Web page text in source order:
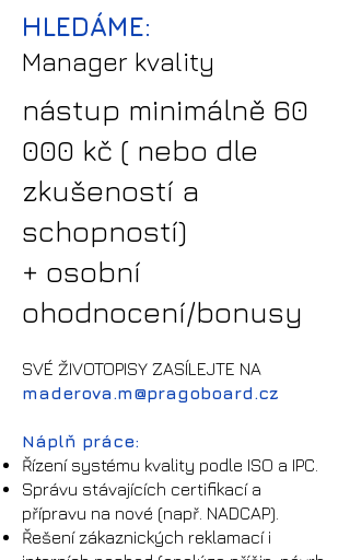
HLEDÁME:
Manager kvality
nástup minimálně 60
000 kč ( nebo dle
zkušeností a
schopností)
+ osobní
ohodnocení/bonusy
SVÉ ŽIVOTOPISY ZASÍLEJTE NA
maderova.m@pragoboard.cz
Náplň práce:
Řízení systému kvality podle ISO a IPC.
Správu stávajících certifikací a
přípravu na nové (např. NADCAP).
Řešení zákaznických reklamací i